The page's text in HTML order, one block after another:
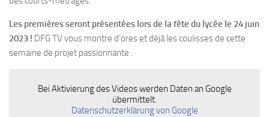
Les premières seront présentées lors de la fête du lycée le 24 juin
2023 ! DFG TV vous montre d’ores et déjà les coulisses de cette
semaine de projet passionnante :
Bei Aktivierung des Videos werden Daten an Google
übermittelt.
Datenschutzerklärung von Google